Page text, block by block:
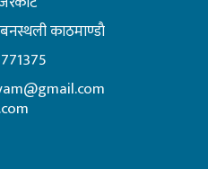
काठमाण्डाै